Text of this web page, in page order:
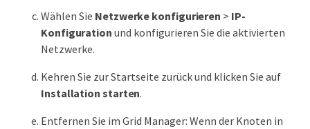
Wählen Sie Netzwerke konfigurieren > IP-
Konfiguration und konfigurieren Sie die aktivierten
Netzwerke.
Kehren Sie zur Startseite zurück und klicken Sie auf
Installation starten.
Entfernen Sie im Grid Manager: Wenn der Knoten in